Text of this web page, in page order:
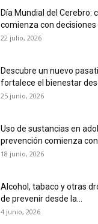
Día Mundial del Cerebro:
comienza con decisiones
22 julio, 2026
Descubre un nuevo
fortalece el bienestar
25 junio, 2026
Uso de sustancias en
prevención comienza
18 junio, 2026
Alcohol, tabaco y otras
de prevenir desde la...
4 junio, 2026